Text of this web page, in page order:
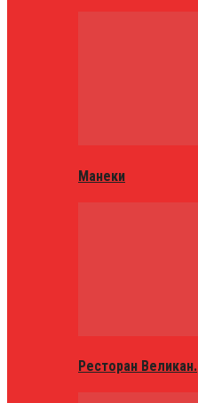
Манеки
Ресторан Великан.